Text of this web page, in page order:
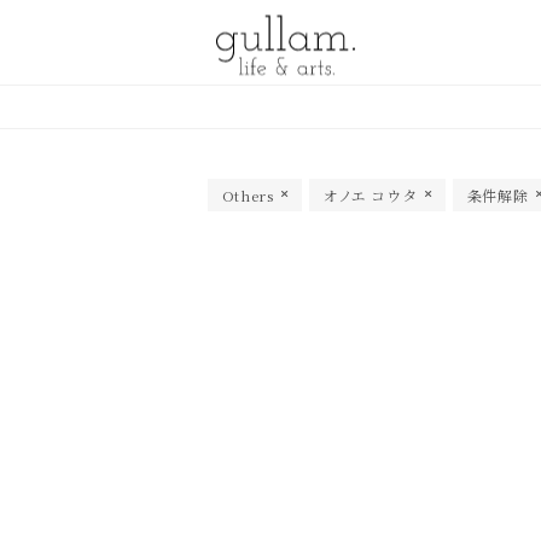
Others オノエ コウタ 条件解除